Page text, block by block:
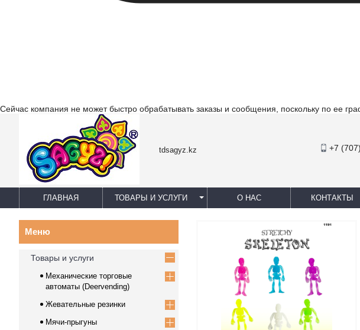
Сейчас компания не может быстро обрабатывать заказы и сообщения, поскольку по ее
tdsagyz.kz +7
ГЛАВНАЯ ТОВАРЫ И УСЛУГИ О НАС КОНТАКТЫ
Товары и услуги
Механические торговые
автоматы (Deervending)
Жевательные резинки
Мячи-прыгуны